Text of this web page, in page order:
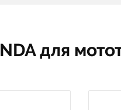
для